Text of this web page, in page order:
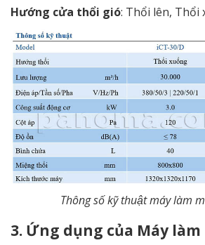
Hướng cửa thổi gió: Thổi lên, Thổi
Thông số kỹ thuật máy làm
3. Ứng dụng của Máy làm